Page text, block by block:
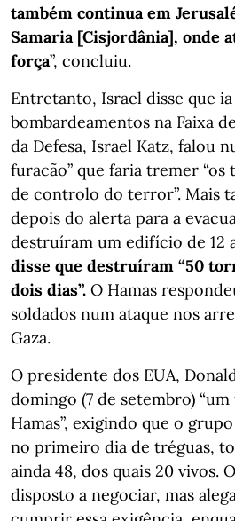
também continua em
Samaria [Cisjordânia], onde
força”, concluiu.
Entretanto, Israel disse que
bombardeamentos na Faixa
da Defesa, Israel Katz, falou
furacão” que faria tremer “os
de controlo do terror”. Mais
depois do alerta para a
destruíram um edifício de 12
disse que destruíram “50
dois dias”. O Hamas
soldados num ataque nos
Gaza.
O presidente dos EUA,
domingo (7 de setembro)
Hamas”, exigindo que o
no primeiro dia de tréguas,
ainda 48, dos quais 20 vivos.
disposto a negociar, mas